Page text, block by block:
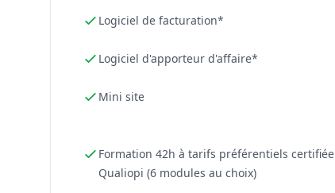
Logiciel de facturation*
Logiciel d'apporteur d'affaire*
Mini site
Formation 42h à tarifs préférentiels certifiée
Qualiopi (6 modules au choix)